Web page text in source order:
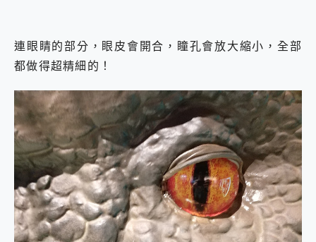
連眼睛的部分，眼皮會開合，瞳孔會放大縮小，全部
都做得超精細的！